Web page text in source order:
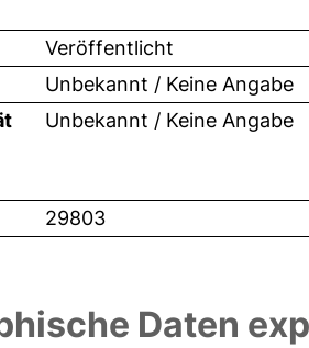
Veröffentlicht
Unbekannt / Keine Angabe
Unbekannt / Keine Angabe
29803
Daten